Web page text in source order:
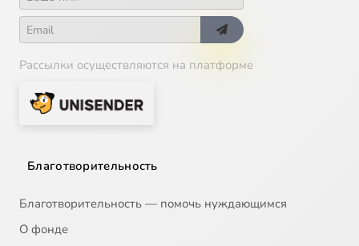
Рассылки осуществляются на платформе
Благотворительность
Благотворительность — помочь нуждающимся
О фонде